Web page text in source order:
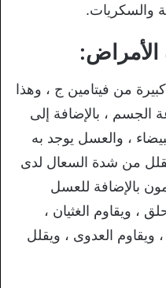
والسكريات.
من فيتامين ج ، وهذا
الجسم ، بالإضافة إلى
، والعسل يوجد به
تقلل من شدة السعال لدى
بالإضافة للعسل
، ويقاوم الغثيان ،
العدوى ، ويقلل